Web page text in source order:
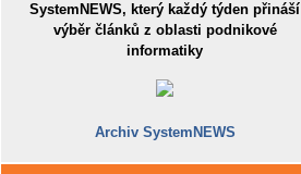
SystemNEWS, který každý týden přináší
výběr článků z oblasti podnikové
informatiky
Archiv SystemNEWS